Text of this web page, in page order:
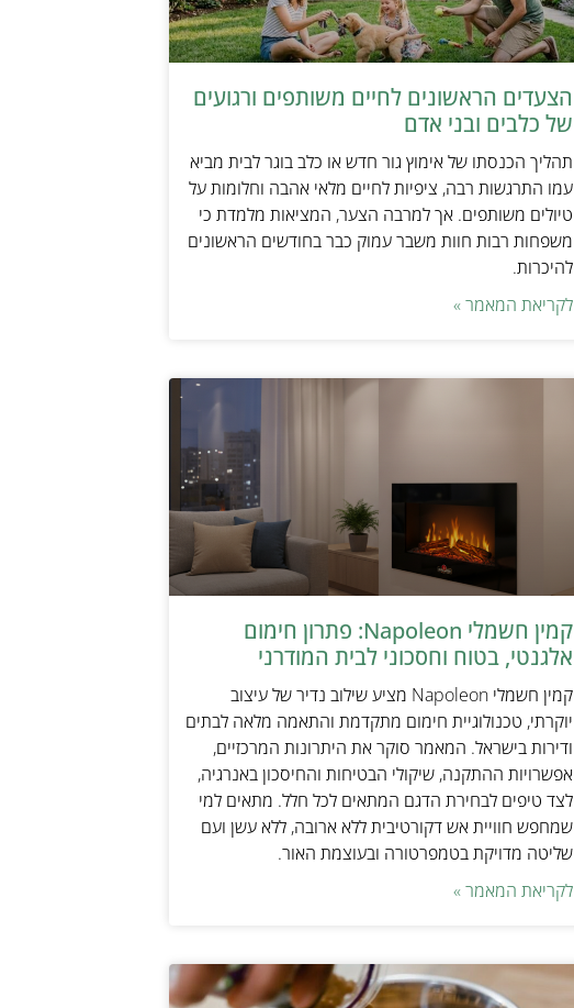
הצעדים הראשונים לחיים משותפים ורגועים
של כלבים ובני אדם
תהליך הכנסתו של אימוץ גור חדש או כלב בוגר לבית מביא
עמו התרגשות רבה, ציפיות לחיים מלאי אהבה וחלומות על
טיולים משותפים. אך למרבה הצער, המציאות מלמדת כי
משפחות רבות חוות משבר עמוק כבר בחודשים הראשונים
להיכרות.
לקריאת המאמר »
קמין חשמלי Napoleon: פתרון חימום
אלגנטי, בטוח וחסכוני לבית המודרני
קמין חשמלי Napoleon מציע שילוב נדיר של עיצוב
יוקרתי, טכנולוגיית חימום מתקדמת והתאמה מלאה לבתים
ודירות בישראל. המאמר סוקר את היתרונות המרכזיים,
אפשרויות ההתקנה, שיקולי הבטיחות והחיסכון באנרגיה,
לצד טיפים לבחירת הדגם המתאים לכל חלל. מתאים למי
שמחפש חוויית אש דקורטיבית ללא ארובה, ללא עשן ועם
שליטה מדויקת בטמפרטורה ובעוצמת האור.
לקריאת המאמר »